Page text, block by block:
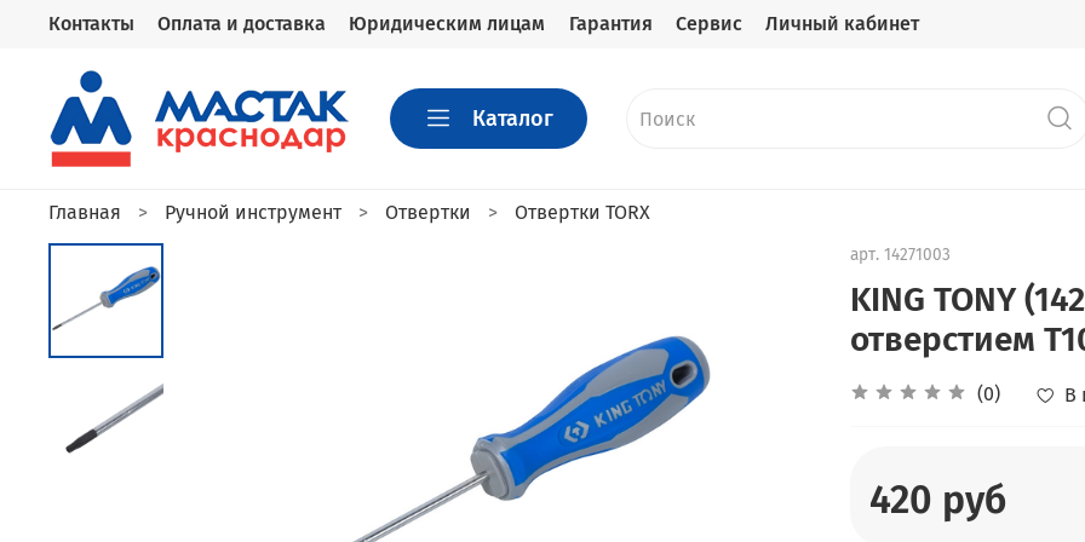
Контакты Оплата и доставка Юридическим лицам Гарантия Сервис Личный кабинет
Каталог
Главная Ручной инструмент Отвертки Отвертки TORX
арт. 14271003
KING TONY
отверстием
(0) В
420 руб